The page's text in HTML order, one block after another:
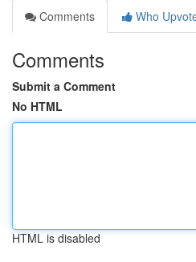
Comments
Who
Comments
Submit a Comment
No HTML
HTML is disabled